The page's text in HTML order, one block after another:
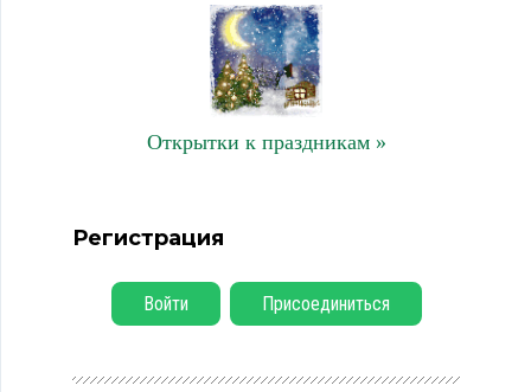
Открытки к праздникам »
Регистрация
Войти Присоединиться